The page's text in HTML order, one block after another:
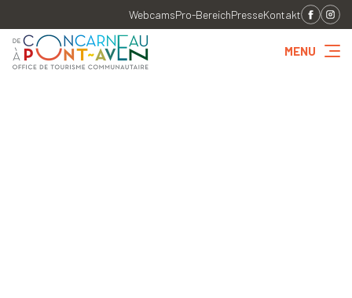
WebcamsPro-BereichPresseKontakt
MENU